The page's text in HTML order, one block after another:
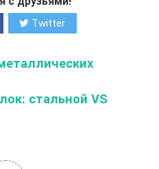
Twitter
стальной VS